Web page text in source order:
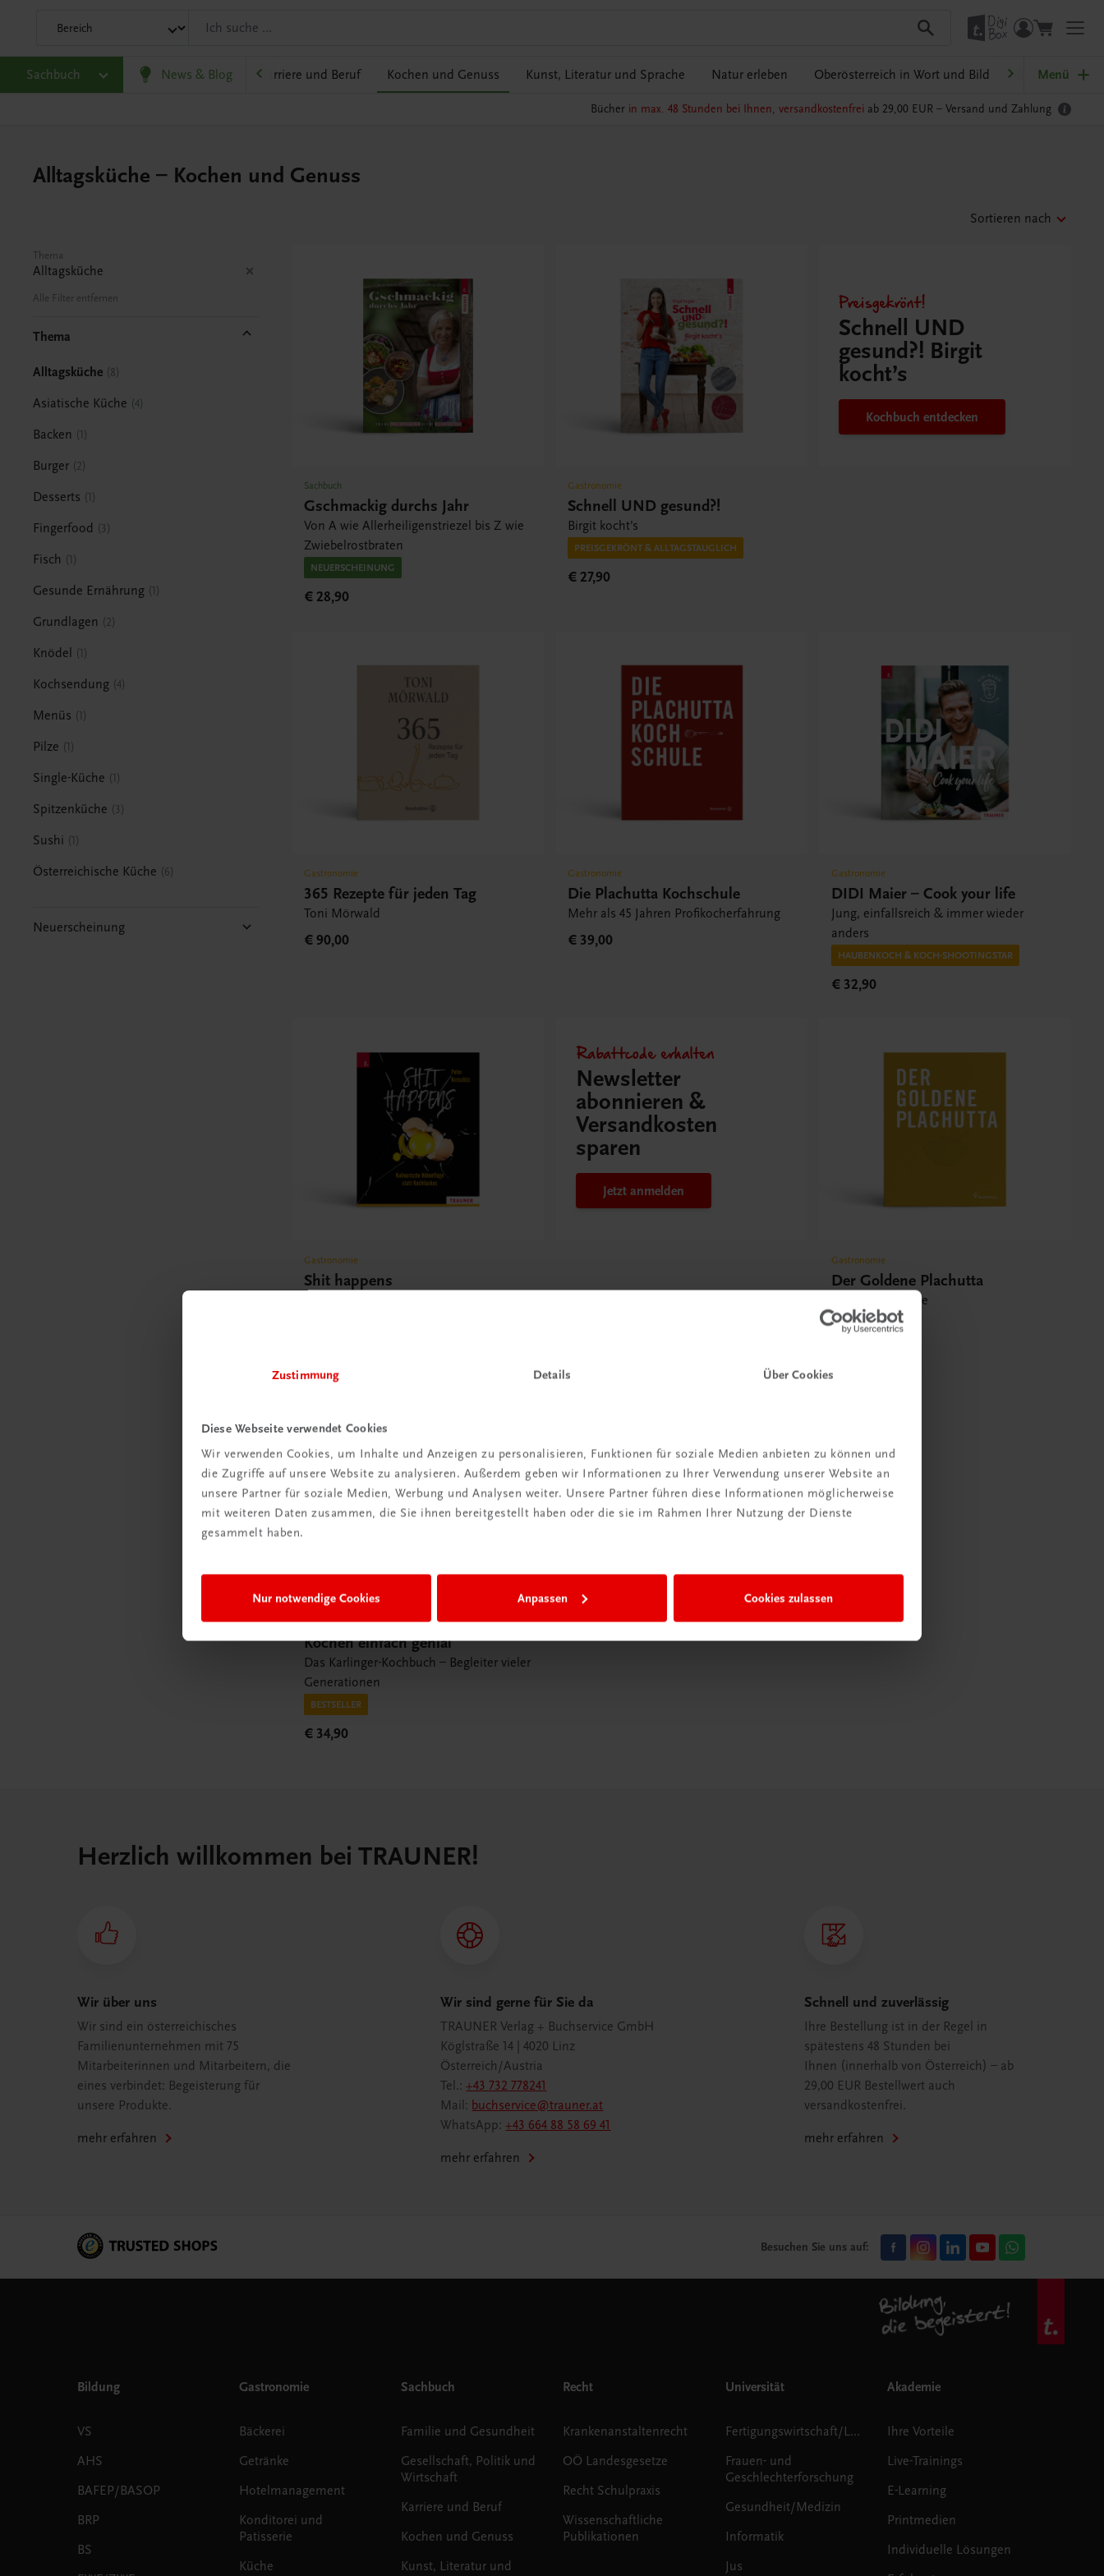
Zustimmung Details Über Cookies
Diese Webseite verwendet Cookies
Wir verwenden Cookies, um Inhalte und Anzeigen zu personalisieren, Funktionen für soziale Medien anbieten zu können und
die Zugriffe auf unsere Website zu analysieren. Außerdem geben wir Informationen zu Ihrer Verwendung unserer Website an
unsere Partner für soziale Medien, Werbung und Analysen weiter. Unsere Partner führen diese Informationen möglicherweise
mit weiteren Daten zusammen, die Sie ihnen bereitgestellt haben oder die sie im Rahmen Ihrer Nutzung der Dienste
gesammelt haben.
Nur notwendige Cookies Anpassen Cookies zulassen
Sachbuch News & Blog
Gesellschaft, Politik und Wirtschaft Karriere und Beruf Kochen und Genuss Kunst, Literatur und Sprache Natur erleben Oberösterreich in Wort und Bild Ratgeber
Menü
Bücher in max. 48 Stunden bei Ihnen, versandkostenfrei ab 29,00 EUR – Versand und Zahlung
Alltagsküche – Kochen und Genuss
Sortieren nach
Thema
Alltagsküche
Alle Filter entfernen
Thema
Alltagsküche 8
Asiatische Küche 4
Backen 1
Burger 2
Desserts 1
Fingerfood 3
Fisch 1
Gesunde Ernährung 1
Grundlagen 2
Knödel 1
Kochsendung 4
Menüs 1
Pilze 1
Single-Küche 1
Spitzenküche 3
Sushi 1
Österreichische Küche 6
Neuerscheinung
Sachbuch
Gschmackig durchs Jahr
Von A wie Allerheiligenstriezel bis Z wie
Zwiebelrostbraten
NEUERSCHEINUNG
€ 28,90
Gastronomie
Schnell UND gesund?!
Birgit kocht’s
PREISGEKRÖNT & ALLTAGSTAUGLICH
€ 27,90
Preisgekrönt!
Schnell UND
gesund?! Birgit
kocht’s
Kochbuch entdecken
Gastronomie
365 Rezepte für jeden Tag
Toni Mörwald
€ 90,00
Gastronomie
Die Plachutta Kochschule
Mehr als 45 Jahren Profikocherfahrung
€ 39,00
Gastronomie
DIDI Maier – Cook your life
Jung, einfallsreich & immer wieder
anders
HAUBENKOCH & KOCH-SHOOTINGSTAR
€ 32,90
Gastronomie
Shit happens
Rabattcode erhalten
Newsletter
abonnieren &
Versandkosten
sparen
Jetzt anmelden
Gastronomie
Der Goldene Plachutta
Alle 1500 Rezepte
€ 50,00
Gastronomie
Kochen einfach genial
Das Karlinger-Kochbuch – Begleiter vieler
Generationen
BESTSELLER
€ 34,90
Herzlich willkommen bei TRAUNER!
Wir über uns
Wir sind ein österreichisches
Familienunternehmen mit 75
Mitarbeiterinnen und Mitarbeitern, die
eines verbindet: Begeisterung für
unsere Produkte.
mehr erfahren
Wir sind gerne für Sie da
TRAUNER Verlag + Buchservice GmbH
Köglstraße 14 | 4020 Linz
Österreich/Austria
Tel.:+43 732 778241
Mail: buchservice@trauner.at
WhatsApp:+43 664 88 58 69 41
mehr erfahren
Schnell und zuverlässig
Ihre Bestellung ist in der Regel in
spätestens 48 Stunden bei
Ihnen (innerhalb von Österreich) – ab
29,00 EUR Bestellwert auch
versandkostenfrei.
mehr erfahren
Besuchen Sie uns auf:
Bildung
VS
AHS
BAFEP/BASOP
BRP
BS
Gastronomie
Bäckerei
Getränke
Hotelmanagement
Konditorei und
Patisserie
Küche
Sachbuch
Familie und Gesundheit
Gesellschaft, Politik und
Wirtschaft
Karriere und Beruf
Kochen und Genuss
Kunst, Literatur und
Recht
Krankenanstaltenrecht
OÖ Landesgesetze
Recht Schulpraxis
Wissenschaftliche
Publikationen
Universität
Fertigungswirtschaft/Logistik
Frauen- und
Geschlechterforschung
Gesundheit/Medizin
Informatik
Jus
Akademie
Ihre Vorteile
Live-Trainings
E-Learning
Printmedien
Individuelle Lösungen